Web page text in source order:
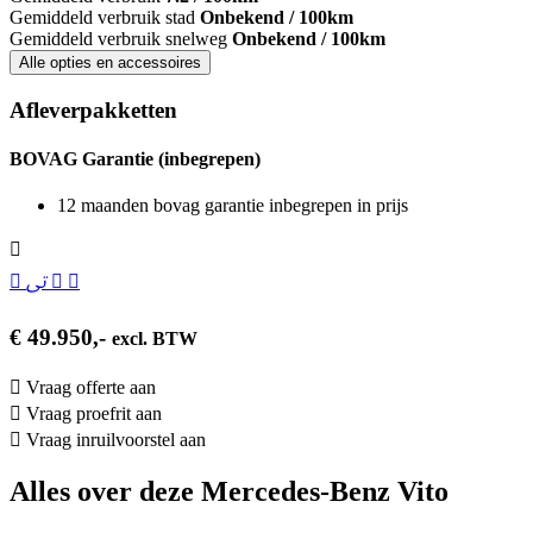
Gemiddeld verbruik stad Onbekend / 100km
Gemiddeld verbruik snelweg Onbekend / 100km
Alle opties en accessoires
Afleverpakketten
BOVAG Garantie (inbegrepen)
12 maanden bovag garantie inbegrepen in prijs
€ 49.950,- excl. BTW
Vraag offerte aan
Vraag proefrit aan
Vraag inruilvoorstel aan
Alles over deze Mercedes-Benz Vito